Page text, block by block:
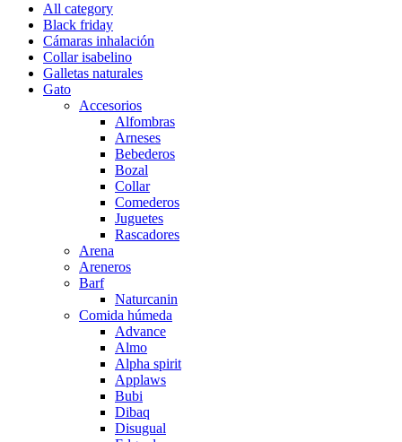
All category
Black friday
Cámaras inhalación
Collar isabelino
Galletas naturales
Gato
Accesorios
Alfombras
Arneses
Bebederos
Bozal
Collar
Comederos
Juguetes
Rascadores
Arena
Areneros
Barf
Naturcanin
Comida húmeda
Advance
Almo
Alpha spirit
Applaws
Bubi
Dibaq
Disugual